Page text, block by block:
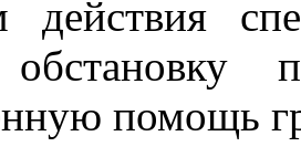
действия
помощь